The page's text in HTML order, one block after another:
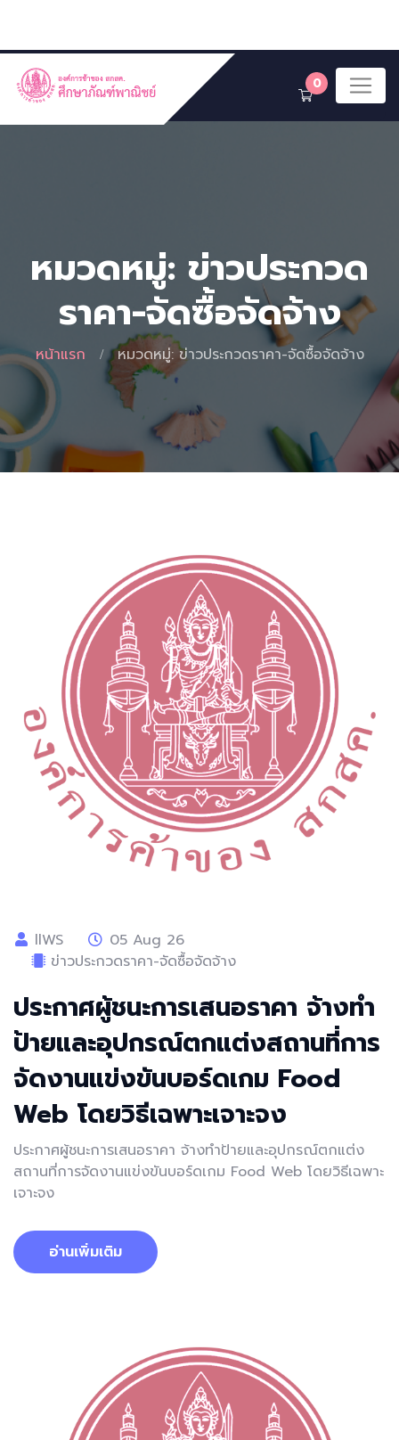
0
หมวดหมู่: ข่าวประกวด
ราคา-จัดซื้อจัดจ้าง
หน้าแรก หมวดหมู่: ข่าวประกวดราคา-จัดซื้อจัดจ้าง
llWS
05 Aug 26
ข่าวประกวดราคา-จัดซื้อจัดจ้าง
ประกาศผู้ชนะการเสนอราคา จ้างทำ
ป้ายและอุปกรณ์ตกแต่งสถานที่การ
จัดงานแข่งขันบอร์ดเกม Food
Web โดยวิธีเฉพาะเจาะจง
ประกาศผู้ชนะการเสนอราคา จ้างทำป้ายและอุปกรณ์ตกแต่ง
สถานที่การจัดงานแข่งขันบอร์ดเกม Food Web โดยวิธีเฉพาะ
เจาะจง
อ่านเพิ่มเติม